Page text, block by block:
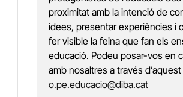
proximitat amb la intenció de
idees, presentar experiències i
fer visible la feina que fan els
educació. Podeu posar-vos en
amb nosaltres a través
o.pe.educacio@diba.cat